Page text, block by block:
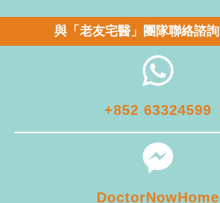
與「老友宅醫」團隊聯絡諮詢
+852 63324599
DoctorNowHome